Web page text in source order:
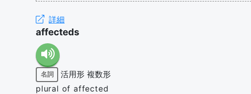
詳細
affecteds
名詞 活用形 複数形
plural of affected